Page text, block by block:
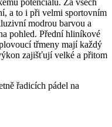
a to i při velmi sportovním
modrou barvou a
pohled. Přední hliníkové
třmeny mají každý
zajišťují velké a přitom
řadicích pádel na